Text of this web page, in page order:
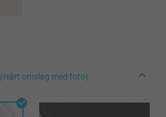
(Hårt omslag med foto)